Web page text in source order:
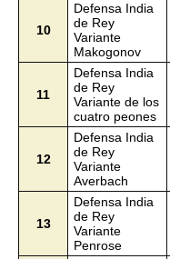
10
Defensa India
de Rey
Variante
Makogonov
11
Defensa India
de Rey
Variante de los
cuatro peones
12
Defensa India
de Rey
Variante
Averbach
13
Defensa India
de Rey
Variante
Penrose